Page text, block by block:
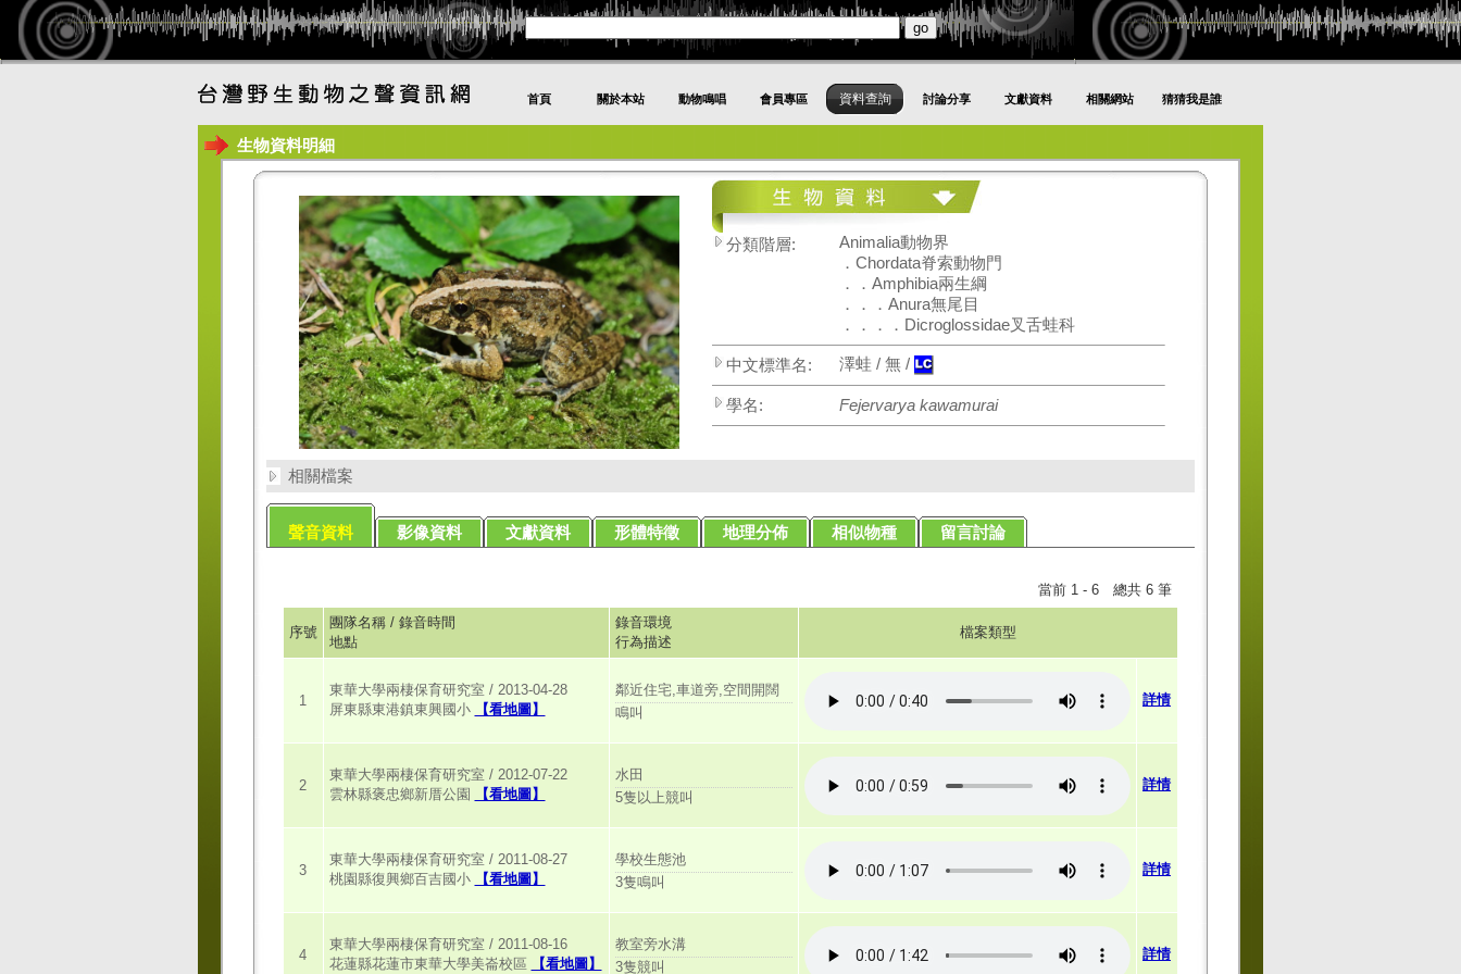
首頁 關於本站 動物鳴唱 會員專區 資料查詢 討論分享 文獻資料 相關網站 猜猜我是誰
生物資料明細
分類階層:
Animalia動物界
．Chordata脊索動物門
．．Amphibia兩生綱
．．．Anura無尾目
．．．．Dicroglossidae叉舌蛙科
中文標準名: 澤蛙 / 無 /
學名: Fejervarya kawamurai
相關檔案
聲音資料 影像資料 文獻資料 形體特徵 地理分佈 相似物種 留言討論
當前 1 - 6 總共 6 筆
序號
團隊名稱 / 錄音時間
地點
錄音環境
行為描述
檔案類型
1
東華大學兩棲保育研究室 / 2013-04-28
屏東縣東港鎮東興國小
【看地圖】
鄰近住宅,車道旁,空間開闊
鳴叫
詳情
2
東華大學兩棲保育研究室 / 2012-07-22
雲林縣褒忠鄉新厝公園
【看地圖】
水田
5隻以上競叫
詳情
3
東華大學兩棲保育研究室 / 2011-08-27
桃園縣復興鄉百吉國小
【看地圖】
學校生態池
3隻鳴叫
詳情
4
東華大學兩棲保育研究室 / 2011-08-16
花蓮縣花蓮市東華大學美崙校區
【看地圖】
教室旁水溝
3隻競叫
詳情